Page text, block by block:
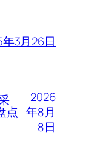
3月26日
点
2026
年8月
8日